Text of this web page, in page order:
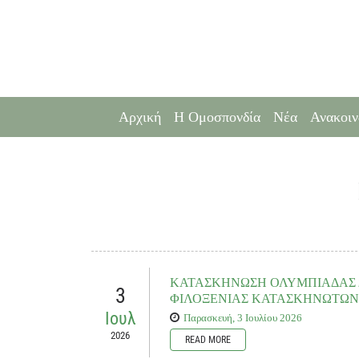
Αρχική Η Ομοσπονδία Νέα
3
Ιουλ
2026
ΚΑΤΑΣΚΗΝΩΣΗ ΟΛΥΜΠΙΑΔΑΣ
ΦΙΛΟΞΕΝΙΑΣ
Παρασκευή, 3 Ιουλίου 2026
READ MORE